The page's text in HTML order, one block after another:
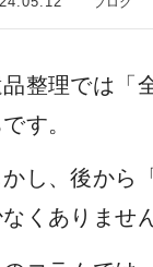
整理では「
す。
かし、後から
くありません